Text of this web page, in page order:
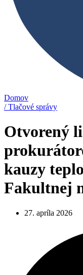
Domov
/ Tlačové správy
Otvorený
kauzy
Fakultnej
27. apríla 2026